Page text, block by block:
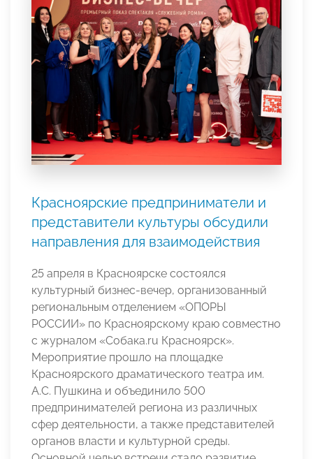
Красноярские предприниматели и
представители культуры обсудили
направления для взаимодействия
25 апреля в Красноярске состоялся
культурный бизнес-вечер, организованный
региональным отделением «ОПОРЫ
РОССИИ» по Красноярскому краю совместно
с журналом «Собака.ru Красноярск».
Мероприятие прошло на площадке
Красноярского драматического театра им.
А.С. Пушкина и объединило 500
предпринимателей региона из различных
сфер деятельности, а также представителей
органов власти и культурной среды.